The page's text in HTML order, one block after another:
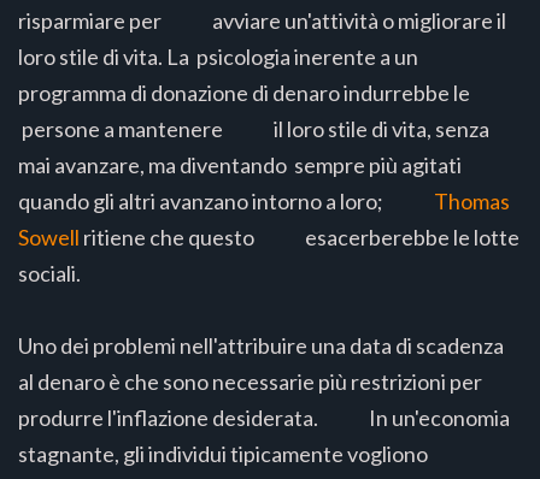
risparmiare per avviare un'attività o migliorare il
loro stile di vita. La psicologia inerente a un
programma di donazione di denaro indurrebbe le
persone a mantenere il loro stile di vita, senza
mai avanzare, ma diventando sempre più agitati
quando gli altri avanzano intorno a loro; Thomas
Sowell ritiene che questo esacerberebbe le lotte
sociali.
Uno dei problemi nell'attribuire una data di scadenza
al denaro è che sono necessarie più restrizioni per
produrre l'inflazione desiderata. In un'economia
stagnante, gli individui tipicamente vogliono